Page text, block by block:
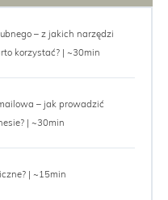
– z jakich narzędzi
korzystać? | ~30min
– jak prowadzić
| ~30min
| ~15min